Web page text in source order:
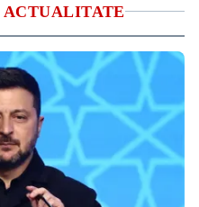
ACTUALITATE